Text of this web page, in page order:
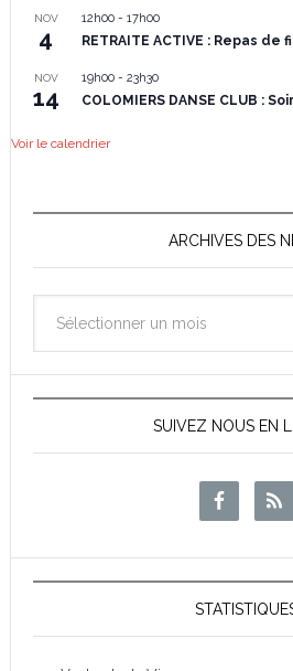
NOV
4
12h00- 17h00
RETRAITE ACTIVE : Repas de
NOV
14
19h00- 23h30
COLOMIERS DANSE CLUB :
Voir le calendrier
ARCHIVES DES
des
News
SUIVEZ NOUS EN